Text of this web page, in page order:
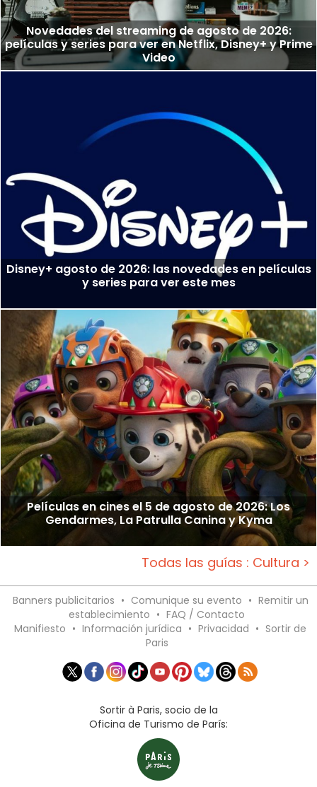
Novedades del streaming de agosto de 2026:
películas y series para ver en Netflix, Disney+ y Prime
Video
Disney+ agosto de 2026: las novedades en películas
y series para ver este mes
Películas en cines el 5 de agosto de 2026: Los
Gendarmes, La Patrulla Canina y Kyma
Todas las guías : Cultura >
Banners publicitarios • Comunique su evento • Remitir un
establecimiento • FAQ / Contacto
Manifiesto • Información jurídica • Privacidad • Sortir de
Paris
Sortir à Paris, socio de la
Oficina de Turismo de París: